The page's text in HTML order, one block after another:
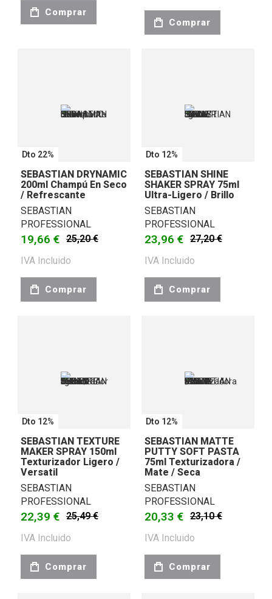
Comprar
Comprar
Dto 22%
SEBASTIAN DRYNAMIC
200ml Champú En Seco
/ Refrescante
SEBASTIAN
PROFESSIONAL
19,66 € 25,20 €
IVA Incluido
Comprar
Dto 12%
SEBASTIAN SHINE
SHAKER SPRAY 75ml
Ultra-Ligero / Brillo
SEBASTIAN
PROFESSIONAL
23,96 € 27,20 €
IVA Incluido
Comprar
Dto 12%
SEBASTIAN TEXTURE
MAKER SPRAY 150ml
Texturizador Ligero /
Versatil
SEBASTIAN
PROFESSIONAL
22,39 € 25,49 €
IVA Incluido
Comprar
Dto 12%
SEBASTIAN MATTE
PUTTY SOFT PASTA
75ml Texturizadora /
Mate / Seca
SEBASTIAN
PROFESSIONAL
20,33 € 23,10 €
IVA Incluido
Comprar